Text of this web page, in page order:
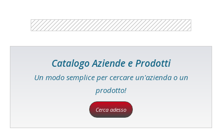
Catalogo Aziende e Prodotti
Un modo semplice per cercare un'azienda o un
prodotto!
Cerca adesso